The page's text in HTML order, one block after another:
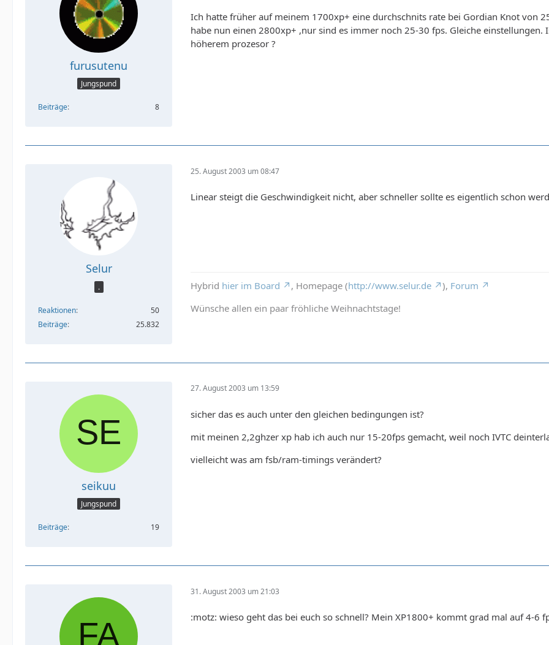
furusutenu
Jungspund
Beiträge 8
Ich hatte früher auf meinem 1700xp+ eine durchschnits rate bei Gordian Knot von
habe nun einen 2800xp+ ,nur sind es immer noch 25-30 fps. Gleiche
höherem prozesor ?
Selur
.
Reaktionen
50
Beiträge
25.832
25. August 2003 um 08:47
Linear steigt die Geschwindigkeit nicht, aber schneller sollte es eigentlich schon
Hybrid hier im Board , Homepage (http://www.selur.de ), Forum
Wünsche allen ein paar fröhliche Weihnachtstage!
seikuu
Jungspund
Beiträge 19
27. August 2003 um 13:59
sicher das es auch unter den gleichen bedingungen ist?
mit meinen 2,2ghzer xp hab ich auch nur 15-20fps gemacht, weil noch IVTC
vielleicht was am fsb/ram-timings verändert?
31. August 2003 um 21:03
:motz: wieso geht das bei euch so schnell? Mein XP1800+ kommt grad mal auf 4-6